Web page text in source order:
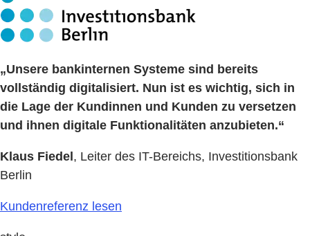
„Unsere bankinternen Systeme sind bereits
vollständig digitalisiert. Nun ist es wichtig, sich in
die Lage der Kundinnen und Kunden zu versetzen
und ihnen digitale Funktionalitäten anzubieten.“
Klaus Fiedel, Leiter des IT-Bereichs, Investitionsbank
Berlin
Kundenreferenz lesen